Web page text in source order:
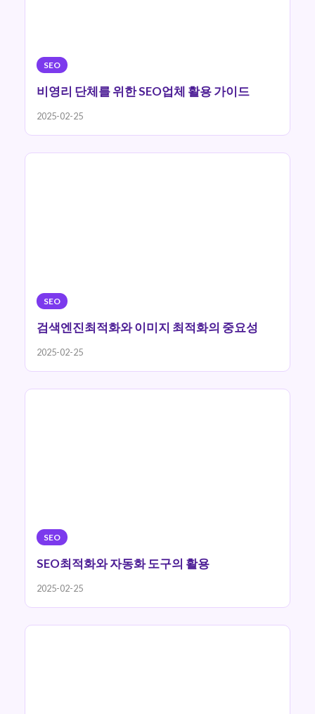
SEO
비영리 단체를 위한 SEO업체 활용 가이드
2025-02-25
SEO
검색엔진최적화와 이미지 최적화의 중요성
2025-02-25
SEO
SEO최적화와 자동화 도구의 활용
2025-02-25